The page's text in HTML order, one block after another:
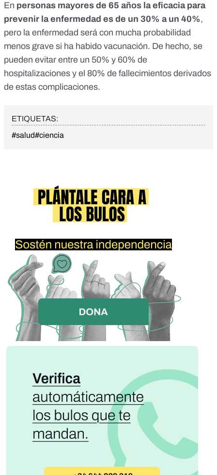
En personas mayores de 65 años la eficacia para
prevenir la enfermedad es de un 30% a un 40%,
pero la enfermedad será con mucha probabilidad
menos grave si ha habido vacunación. De hecho, se
pueden evitar entre un 50% y 60% de
hospitalizaciones y el 80% de fallecimientos derivados
de estas complicaciones.
ETIQUETAS:
#salud#ciencia